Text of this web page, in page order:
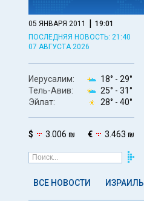
05 ЯНВАРЯ 2011 | 19:01
ПОСЛЕДНЯЯ НОВОСТЬ: 21:40
07 АВГУСТА 2026
Иерусалим: 18° - 29°
Тель-Авив:
25° - 31°
Эйлат:
28° - 40°
$ 3.006 ₪ € 3.463 ₪
ВСЕ НОВОСТИ ИЗРАИЛЬ